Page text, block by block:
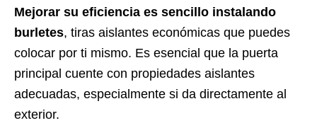
Mejorar su eficiencia es sencillo instalando
burletes, tiras aislantes económicas que puedes
colocar por ti mismo. Es esencial que la puerta
principal cuente con propiedades aislantes
adecuadas, especialmente si da directamente al
exterior.